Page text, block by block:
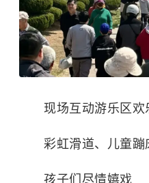
现场互动游乐区欢
彩虹滑道、儿童
孩子们尽情嬉戏